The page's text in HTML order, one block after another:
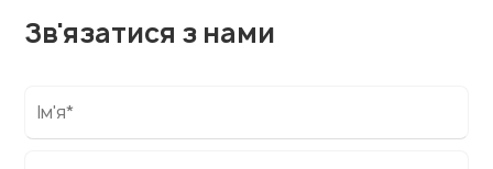
Зв'язатися з нами